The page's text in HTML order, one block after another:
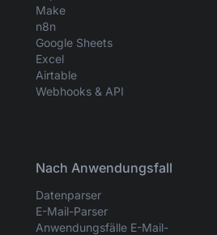
Make
n8n
Google Sheets
Excel
Airtable
Webhooks & API
Nach Anwendungsfall
Datenparser
E-Mail-Parser
Anwendungsfälle E-Mail-